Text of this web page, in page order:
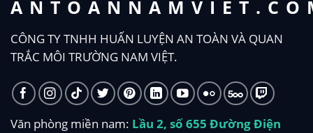
CÔNG TY TNHH HUẤN LUYỆN AN TOÀN VÀ QUAN
TRẮC MÔI TRƯỜNG NAM VIỆT.
Văn phòng miền nam: Lầu 2, số 655 Đường Điện